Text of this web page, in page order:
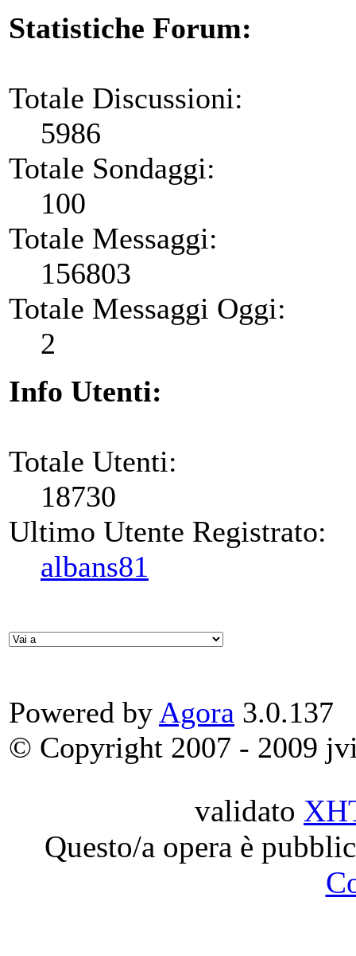
Statistiche Forum:
Totale Discussioni:
5986
Totale Sondaggi:
100
Totale Messaggi:
156803
Totale Messaggi Oggi:
2
Info Utenti:
Totale Utenti:
18730
Ultimo Utente Registrato:
albans81
Powered by Agora 3.0.137
© Copyright 2007 - 2009
validato
Questo/a opera è